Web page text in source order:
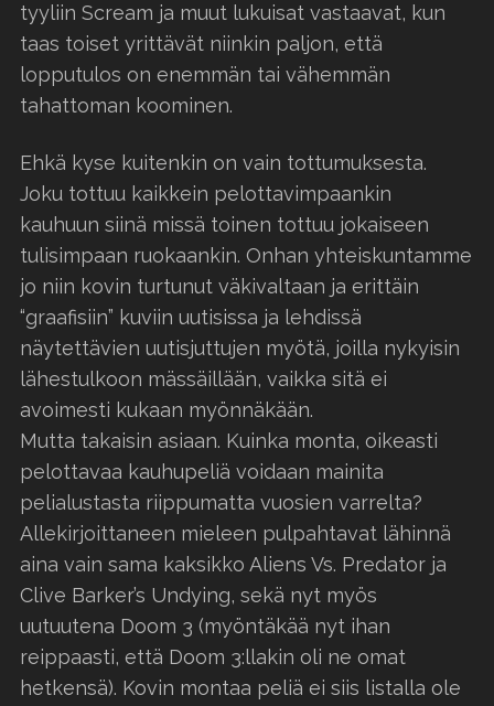
tyyliin Scream ja muut lukuisat vastaavat, kun
taas toiset yrittävät niinkin paljon, että
lopputulos on enemmän tai vähemmän
tahattoman koominen.
Ehkä kyse kuitenkin on vain tottumuksesta.
Joku tottuu kaikkein pelottavimpaankin
kauhuun siinä missä toinen tottuu jokaiseen
tulisimpaan ruokaankin. Onhan yhteiskuntamme
jo niin kovin turtunut väkivaltaan ja erittäin
“graafisiin” kuviin uutisissa ja lehdissä
näytettävien uutisjuttujen myötä, joilla nykyisin
lähestulkoon mässäillään, vaikka sitä ei
avoimesti kukaan myönnäkään.
Mutta takaisin asiaan. Kuinka monta, oikeasti
pelottavaa kauhupeliä voidaan mainita
pelialustasta riippumatta vuosien varrelta?
Allekirjoittaneen mieleen pulpahtavat lähinnä
aina vain sama kaksikko Aliens Vs. Predator ja
Clive Barker’s Undying, sekä nyt myös
uutuutena Doom 3 (myöntäkää nyt ihan
reippaasti, että Doom 3:llakin oli ne omat
hetkensä). Kovin montaa peliä ei siis listalla ole